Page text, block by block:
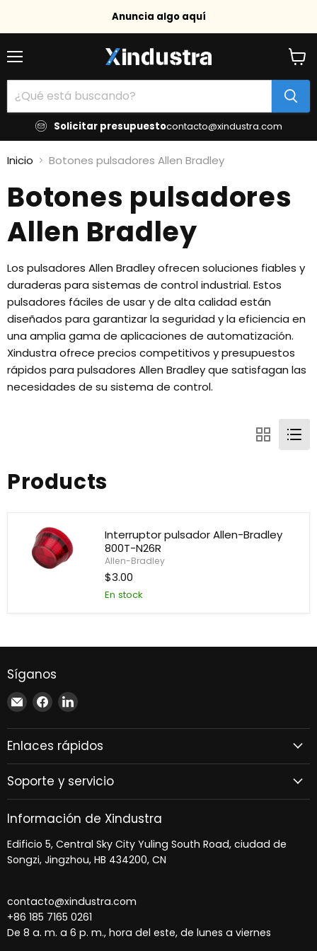
Anuncia algo aquí
Solicitar presupuestocontacto@xindustra.com
Inicio Botones pulsadores Allen Bradley
Botones pulsadores
Allen Bradley
Los pulsadores Allen Bradley ofrecen soluciones fiables y
duraderas para sistemas de control industrial. Estos
pulsadores fáciles de usar y de alta calidad están
diseñados para garantizar la seguridad y la eficiencia en
una amplia gama de aplicaciones de automatización.
Xindustra ofrece precios competitivos y presupuestos
rápidos para pulsadores Allen Bradley que satisfagan las
necesidades de su sistema de control.
Products
Interruptor pulsador Allen-Bradley
800T-N26R
Allen-Bradley
$3.00
En stock
Síganos
Encuéntrenos
en
Correo
electrónico
Encuéntrenos
en
Facebook
Encuéntrenos
LinkedIn
Enlaces rápidos
Soporte y servicio
Información de Xindustra
Edificio 5, Central Sky City Yuling South Road, ciudad de
Songzi, Jingzhou, HB 434200, CN
contacto@xindustra.com
+86 185 7165 0261
De 8 a. m. a 6 p. m., hora del este, de lunes a viernes